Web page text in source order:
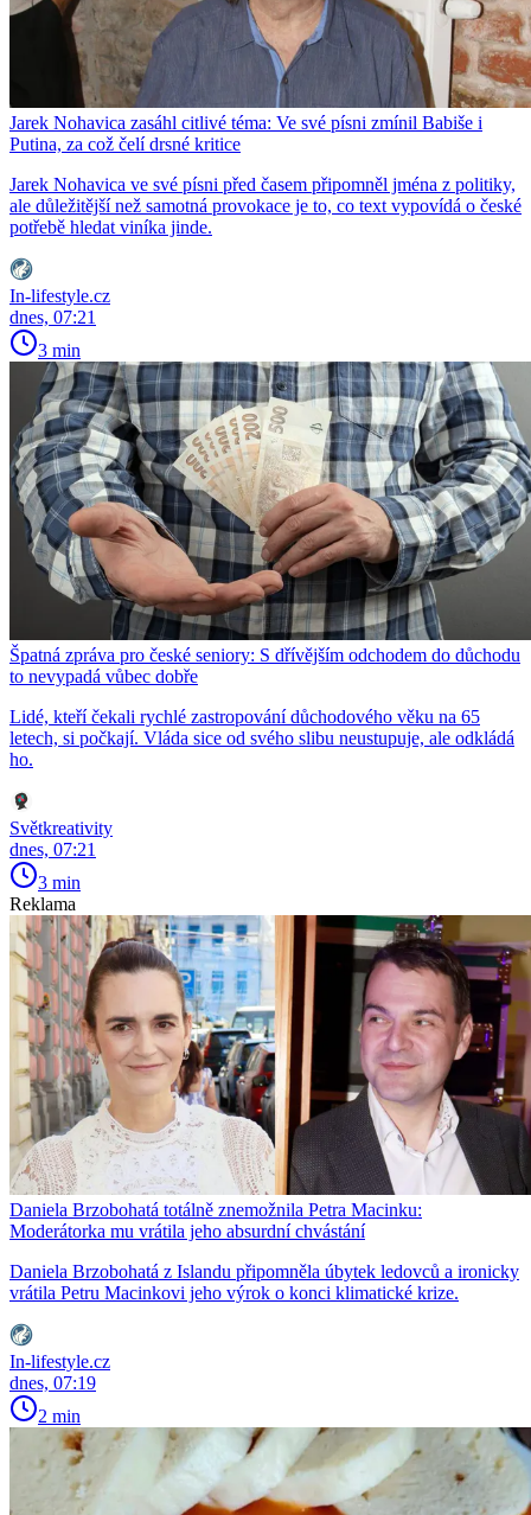
Jarek Nohavica zasáhl citlivé téma: Ve své písni zmínil Babiše i
Putina, za což čelí drsné kritice
Jarek Nohavica ve své písni před časem připomněl jména z politiky,
ale důležitější než samotná provokace je to, co text vypovídá o české
potřebě hledat viníka jinde.
In-lifestyle.cz
dnes, 07:21
3 min
Špatná zpráva pro české seniory: S dřívějším odchodem do důchodu
to nevypadá vůbec dobře
Lidé, kteří čekali rychlé zastropování důchodového věku na 65
letech, si počkají. Vláda sice od svého slibu neustupuje, ale odkládá
ho.
Světkreativity
dnes, 07:21
3 min
Reklama
Daniela Brzobohatá totálně znemožnila Petra Macinku:
Moderátorka mu vrátila jeho absurdní chvástání
Daniela Brzobohatá z Islandu připomněla úbytek ledovců a ironicky
vrátila Petru Macinkovi jeho výrok o konci klimatické krize.
In-lifestyle.cz
dnes, 07:19
2 min